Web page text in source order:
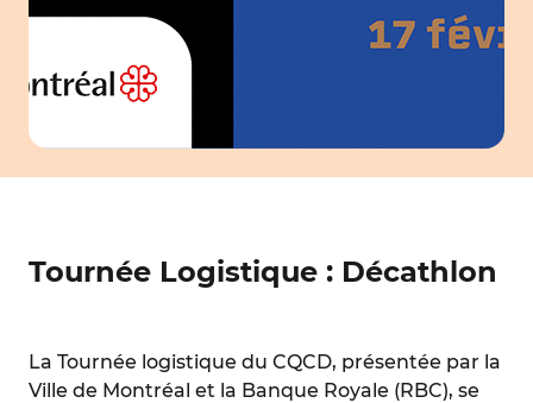
Tournée Logistique : Décathlon
La Tournée logistique du CQCD, présentée par la
Ville de Montréal et la Banque Royale (RBC), se